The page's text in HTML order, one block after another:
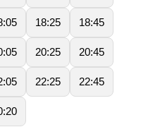
18:25 18:45
20:25 20:45
22:25 22:45